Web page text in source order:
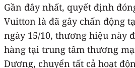
Gần đây nhất, quyết định
Vuitton là đã gây chấn động
ngày 15/10, thương hiệu này
hàng tại trung tâm thương
Dương, chuyển tất cả hoạt